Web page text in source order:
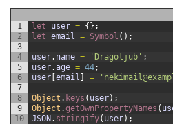
1
2
3
4
5
6
7
8
9
10
let user = {} ;
let email = Symbol ( ) ;
user. name = 'Dragoljub' ;
user.age = 44;
user [email ] = '
Object . keys ( user) ;
Object .getOwnPropertyNames (
JSON. stringify( user) ;